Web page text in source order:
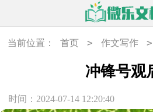
当前位置： 首页 > 作文写作 >
冲锋号观
时间：2024-07-14 12:20:40